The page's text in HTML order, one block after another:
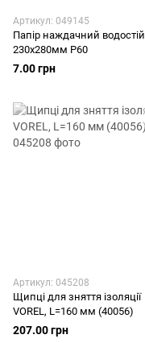
Артикул: 049145
Папір наждачний
230х280мм Р60
7.00 грн
Артикул: 045208
Щипці для зняття ізоляції
VOREL, L=160 мм (40056)
207.00 грн